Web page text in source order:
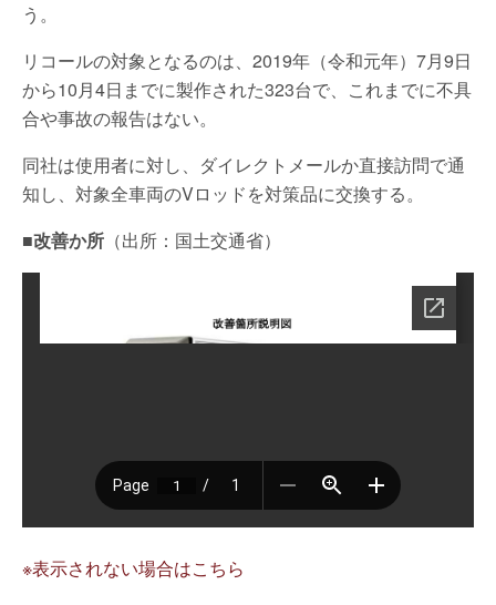
う。
リコールの対象となるのは、2019年（令和元年）7月9日
から10月4日までに製作された323台で、これまでに不具
合や事故の報告はない。
同社は使用者に対し、ダイレクトメールか直接訪問で通
知し、対象全車両のVロッドを対策品に交換する。
■改善か所 （出所：国土交通省）
※表示されない場合はこちら